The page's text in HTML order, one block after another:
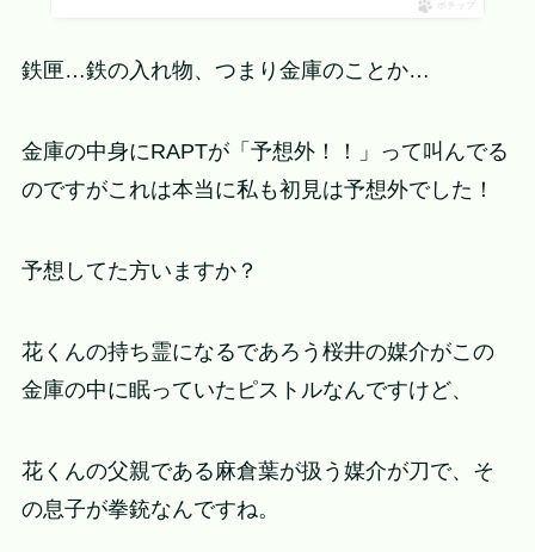
ポチップ
鉄匣…鉄の入れ物、つまり金庫のことか…
金庫の中身にRAPTが「予想外！！」って叫んでる
のですがこれは本当に私も初見は予想外でした！
予想してた方いますか？
花くんの持ち霊になるであろう桜井の媒介がこの
金庫の中に眠っていたピストルなんですけど、
花くんの父親である麻倉葉が扱う媒介が刀で、そ
の息子が拳銃なんですね。